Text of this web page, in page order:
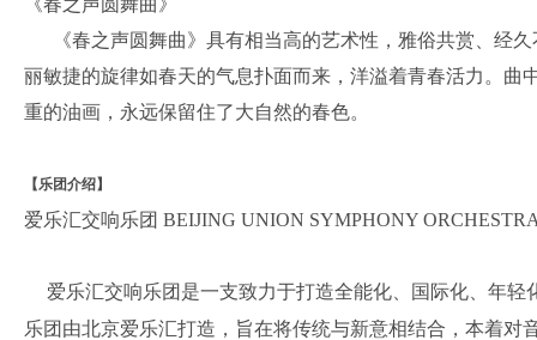
《春之声圆舞曲》
《春之声圆舞曲》具有相当高的艺术性，雅俗共赏、经久
丽敏捷的旋律如春天的气息扑面而来，洋溢着青春活力。
重的油画，永远保留住了大自然的春色。
【乐团介绍】
爱乐汇交响乐团 BEIJING UNION SYMPHONY
爱乐汇交响乐团是一支致力于打造全能化、国际化、年轻
乐团由北京爱乐汇打造，旨在将传统与新意相结合，本着